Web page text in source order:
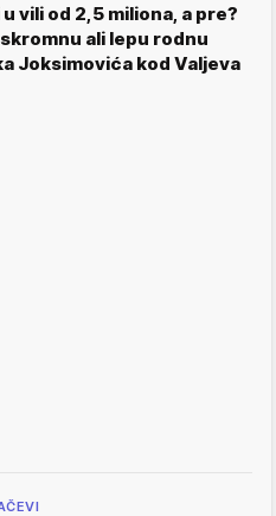
vili od 2,5 miliona, a pre?
ali lepu rodnu
Joksimovića kod Valjeva